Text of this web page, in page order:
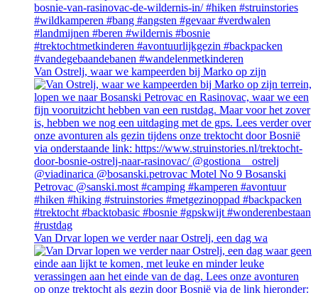
Van Ostrelj, waar we kampeerden bij Marko op zijn
Van Drvar lopen we verder naar Ostrelj, een dag wa